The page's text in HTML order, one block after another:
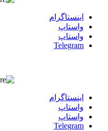
اينستاگرام
واستاپ
واستاپ
Telegram
اينستاگرام
واستاپ
واستاپ
Telegram